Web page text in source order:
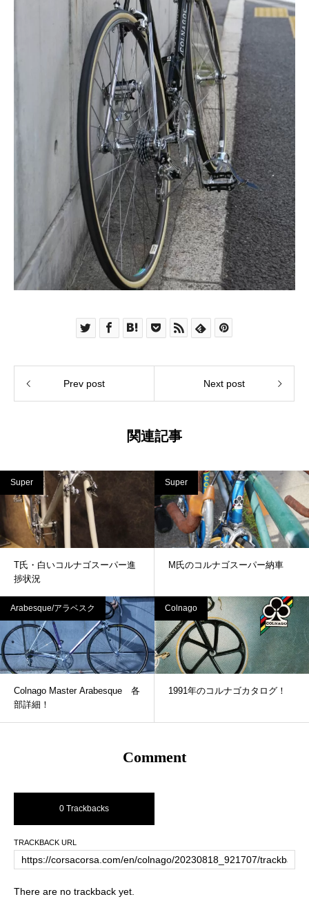
Prev post Next post
関連記事
Super
T氏・白いコルナゴスーパー進
捗状況
Super
M氏のコルナゴスーパー納車
Arabesque/アラベスク
Colnago Master Arabesque 各
部詳細！
Colnago
1991年のコルナゴカタログ！
Comment
0 Trackbacks
TRACKBACK URL
There are no trackback yet.